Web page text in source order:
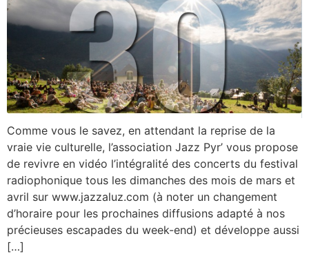
Comme vous le savez, en attendant la reprise de la
vraie vie culturelle, l’association Jazz Pyr’ vous propose
de revivre en vidéo l’intégralité des concerts du festival
radiophonique tous les dimanches des mois de mars et
avril sur www.jazzaluz.com (à noter un changement
d’horaire pour les prochaines diffusions adapté à nos
précieuses escapades du week-end) et développe aussi
[…]